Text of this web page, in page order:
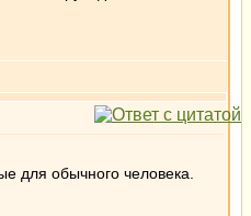
для обычного человека.